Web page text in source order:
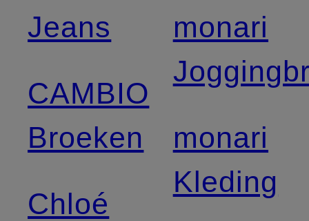
Jeans
CAMBIO
Broeken
Chloé
monari
monari
Kleding